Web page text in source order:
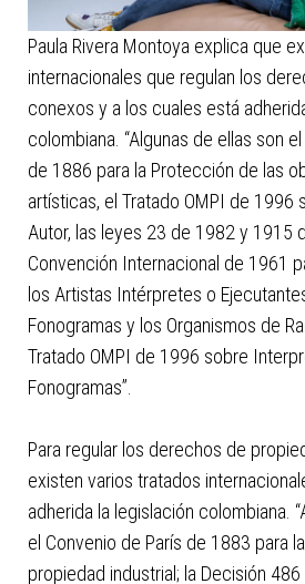
Paula Rivera Montoya explica que
internacionales que regulan los
conexos y a los cuales está
colombiana. “Algunas de ellas son
de 1886 para la Protección de las
artísticas, el Tratado OMPI de 1996
Autor, las leyes 23 de 1982 y 1915
Convención Internacional de 1961
los Artistas Intérpretes o
Fonogramas y los Organismos de
Tratado OMPI de 1996 sobre
Fonogramas”.
Para regular los derechos de
existen varios tratados
adherida la legislación colombiana.
el Convenio de París de 1883 para
propiedad industrial; la Decisión